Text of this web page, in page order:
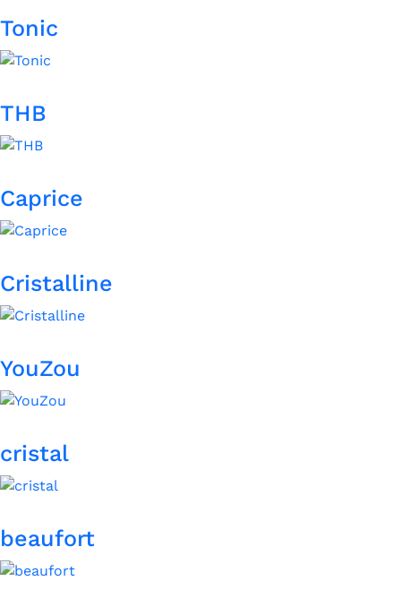
Tonic
THB
Caprice
Cristalline
YouZou
cristal
beaufort